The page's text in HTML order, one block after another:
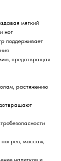
мягкий
ног
поддерживает
предотвращая
растяжению
нагрев, массаж,